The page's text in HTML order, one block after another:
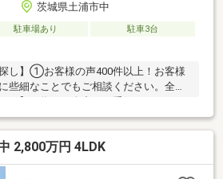
茨城県土浦市中
駐車場あり
駐車3台
探し】①お客様の声400件以上！お客様
些細なことでもご相談ください。全て
、勤続１年未満、産休・育休中等の
お家探しを何から始めていいかわから
気持ちに寄り添って、心の行き届いた
。③諸費用ローン・おまとめローンの
2,800万円 4LDK